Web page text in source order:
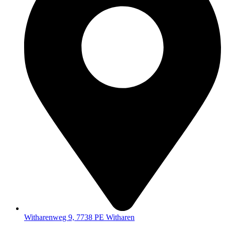
Witharenweg 9, 7738 PE Witharen